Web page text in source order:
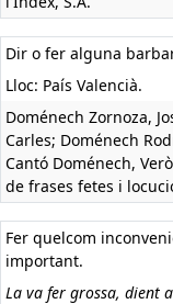
Dir o fer alguna
Lloc: País Valencià.
Doménech Zornoza,
Carles; Doménech
Cantó Doménech,
de frases fetes i
Fer quelcom
important.
La va fer grossa, dient